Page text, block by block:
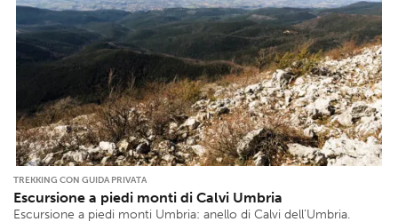
TREKKING CON GUIDA PRIVATA
Escursione a piedi monti di Calvi Umbria
Escursione a piedi monti Umbria: anello di Calvi dell’Umbria.